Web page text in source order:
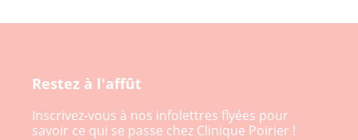
Restez à l'affût
Inscrivez-vous à nos infolettres flyées pour
savoir ce qui se passe chez Clinique Poirier !